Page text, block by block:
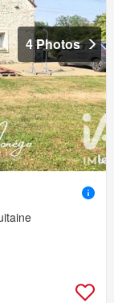
4 Photos